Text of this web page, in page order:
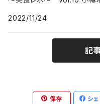
2022/11/24
記
保存 シ